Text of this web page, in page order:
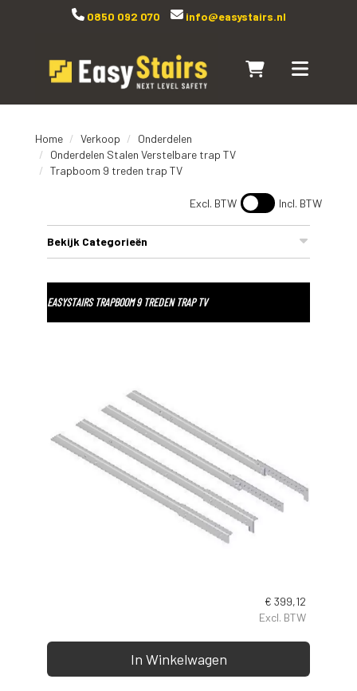
0850 092 070 info@easystairs.nl
Naar winkelwagen
Toggle
Home Verkoop
Onderdelen
Onderdelen Stalen Verstelbare trap TV
Trapboom 9 treden trap TV
Excl. BTW Incl. BTW
Bekijk Categorieën
EASYSTAIRS TRAPBOOM 9 TREDEN TRAP TV
€ 399,12
Excl. BTW
In Winkelwagen